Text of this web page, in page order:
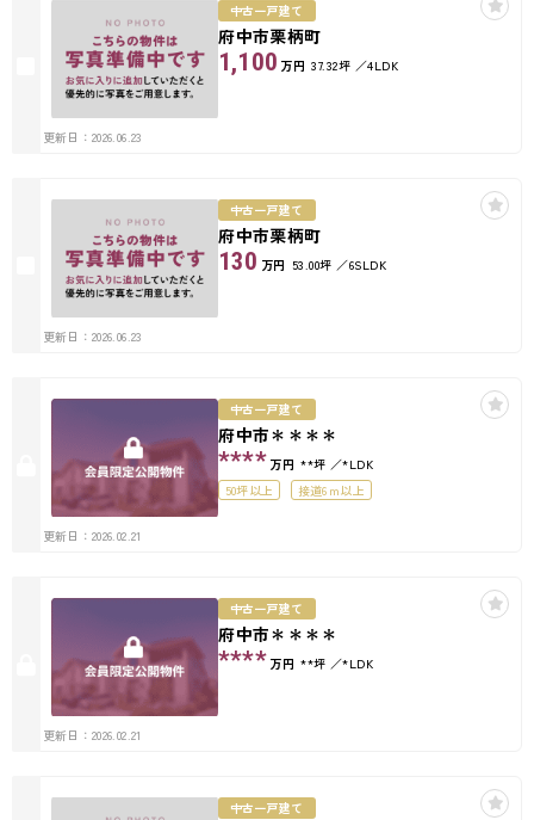
中古一戸建て
府中市栗柄町
1,100 万円 37.32坪 4LDK
更新日：2026.06.23
中古一戸建て
府中市栗柄町
130 万円 53.00坪 6SLDK
更新日：2026.06.23
中古一戸建て
府中市＊＊＊＊
**** 万円 **坪
*LDK
50坪以上
接道6ｍ以上
更新日：2026.02.21
中古一戸建て
府中市＊＊＊＊
**** 万円 **坪 *LDK
更新日：2026.02.21
中古一戸建て